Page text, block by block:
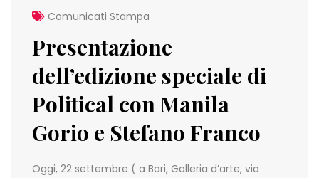
Comunicati Stampa
Presentazione
dell’edizione speciale di
Political con Manila
Gorio e Stefano Franco
Oggi, 22 settembre ( a Bari, Galleria d’arte, via